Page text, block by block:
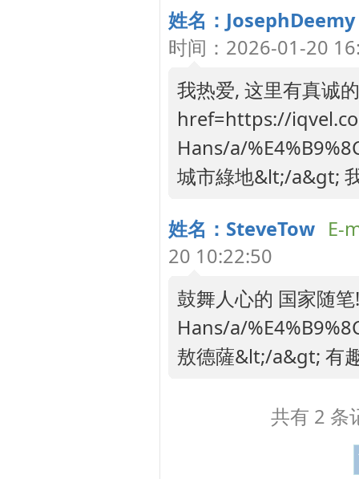
姓名：JosephDeemy
时间：2026-01-20
我热爱, 这里有真诚
href=https://
Hans/a/
城市綠地&lt;/a&gt;
姓名：SteveTow E-
20 10:22:50
鼓舞人心的 国家随
Hans/a/
敖德薩&lt;/a&gt; 有
共有 2 条